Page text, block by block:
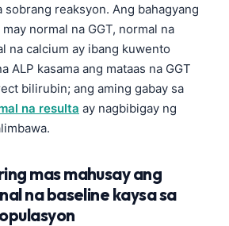
sobrang reaksyon. Ang bahagyang
may normal na GGT, normal na
na calcium ay ibang kuwento
ALP kasama ang mataas na GGT
bilirubin; ang aming gabay sa
na resulta ay nagbibigay ng
mas mahusay ang
na baseline kaysa sa